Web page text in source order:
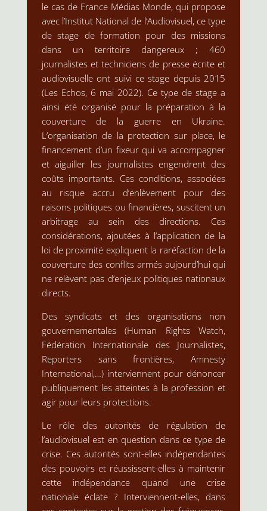
le cas de France Médias Monde, qui propose
avec l’Institut National de l’Audiovisuel, ce type
de stage de formation pour des missions
dans un territoire dangereux ; 460
journalistes et techniciens de presse écrite et
audiovisuelle ont suivi ce stage depuis 2015
(Les Echos, 6 mai 2022). Ce type de stage a
ainsi été organisé pour la préparation à la
couverture de la guerre en Ukraine.
L’organisation de la protection sur place, le
financement d’un fixeur qui va accompagner
et aiguiller les journalistes engendrent des
coûts importants. Ces conditions, associées
au risque accru d’enlèvement pour des
raisons politiques ou financières, suscitent un
arbitrage au sein des directions. Ces
considérations, ajoutées à l’application de la
loi de proximité expliquent la raréfaction de la
couverture des conflits armés aujourd’hui qui
ne relèvent pas d’enjeux politiques nationaux
directs.
Des syndicats et des organisations non
gouvernementales (Human Rights Watch,
Fédération Internationale des Journalistes,
Reporters sans frontières, Amnesty
International,…) interviennent pour dénoncer
publiquement les atteintes à la profession et
agir pour leurs protections.
Le rôle des autorités de régulation de
l’audiovisuel est en question dans ce type de
crise. Ces autorités sont-elles indépendantes
des pouvoirs et réussissent-elles à maintenir
cette indépendance quand une crise
nationale éclate ? Interviennent-elles, dans